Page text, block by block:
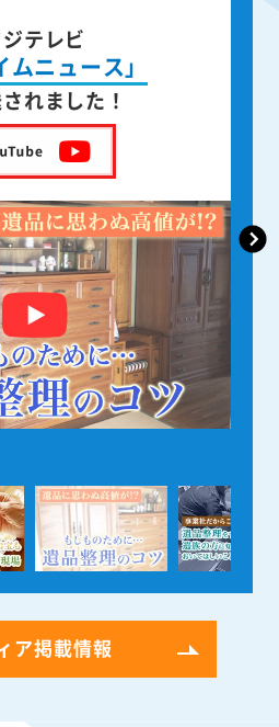
籍出版
近な人が
後の遺品整理
しました！
ア掲載情報